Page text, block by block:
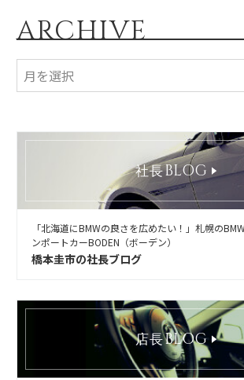
ARCHIVE
社長BLOG
「北海道にBMWの良さを広めたい！」札幌の
ンポートカーBODEN（ボーデン）
橋本圭市の社長ブログ
店長BLOG